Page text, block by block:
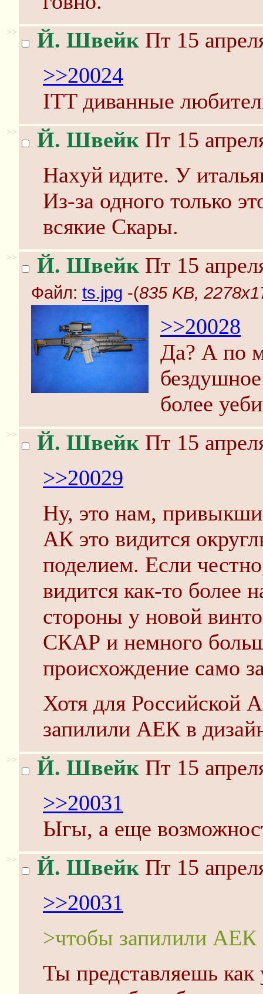
>> Й. Швейк Пт 15
>>20024
ITT диванные
>> Й. Швейк Пт 15
Наxyй идите. У
Из-за одного только
всякие Скары.
>> Й. Швейк Пт 15
Файл: ts.jpg -(835 KB,
>>20028
Да? А по
более
>> Й. Швейк Пт 15
>>20029
Ну, это нам,
АК это видится
поделием. Если
видится как-то более
стороны у новой
СКАР и немного
происхождение само
Хотя для Российской
запилили АЕК в
>> Й. Швейк Пт 15
>>20031
Ыгы, а еще
>> Й. Швейк Пт 15
>>20031
>чтобы запилили АЕК
Ты представляешь как